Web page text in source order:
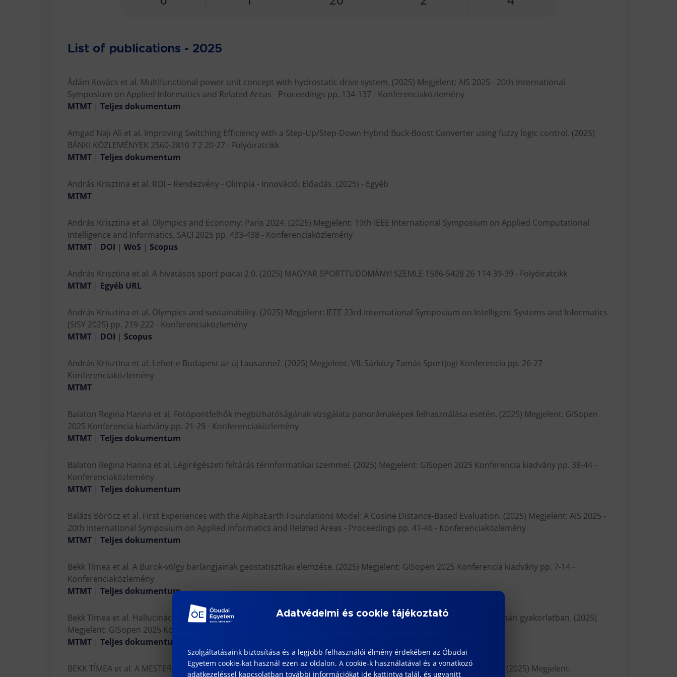
List of publications - 2025
Ádám Kovács et al. Multifunctional power unit concept with hydrostatic drive system. (2025) Megjelent: AIS 2025 - 20th International
Symposium on Applied Informatics and Related Areas - Proceedings pp. 134-137 - Konferenciaközlemény
MTMT | Teljes dokumentum
Amgad Naji Ali et al. Improving Switching Efficiency with a Step-Up/Step-Down Hybrid Buck-Boost Converter using fuzzy logic control. (2025)
BÁNKI KÖZLEMÉNYEK 2560-2810 7 2 20-27 - Folyóiratcikk
MTMT | Teljes dokumentum
András Krisztina et al. ROI – Rendezvény - Olimpia - Innováció: Előadás. (2025) - Egyéb
MTMT
András Krisztina et al. Olympics and Economy: Paris 2024. (2025) Megjelent: 19th IEEE International Symposium on Applied Computational
Intelligence and Informatics, SACI 2025 pp. 433-438 - Konferenciaközlemény
MTMT | DOI | WoS | Scopus
András Krisztina et al. A hivatásos sport piacai 2.0. (2025) MAGYAR SPORTTUDOMÁNYI SZEMLE 1586-5428 26 114 39-39 - Folyóiratcikk
MTMT | Egyéb URL
András Krisztina et al. Olympics and sustainability. (2025) Megjelent: IEEE 23rd International Symposium on Intelligent Systems and Informatics
(SISY 2025) pp. 219-222 - Konferenciaközlemény
MTMT | DOI | Scopus
András Krisztina et al. Lehet-e Budapest az új Lausanne?. (2025) Megjelent: VII. Sárközy Tamás Sportjogi Konferencia pp. 26-27 -
Konferenciaközlemény
MTMT
Balaton Regina Hanna et al. Fotópontfelhők megbízhatóságának vizsgálata panorámaképek felhasználása esetén. (2025) Megjelent: GISopen
2025 Konferencia kiadvány pp. 21-29 - Konferenciaközlemény
MTMT | Teljes dokumentum
Balaton Regina Hanna et al. Légirégészeti feltárás térinformatikai szemmel. (2025) Megjelent: GISopen 2025 Konferencia kiadvány pp. 38-44 -
Konferenciaközlemény
MTMT | Teljes dokumentum
Balázs Böröcz et al. First Experiences with the AlphaEarth Foundations Model: A Cosine Distance-Based Evaluation. (2025) Megjelent: AIS 2025 -
20th International Symposium on Applied Informatics and Related Areas - Proceedings pp. 41-46 - Konferenciaközlemény
MTMT | Teljes dokumentum
Bekk Tímea et al. A Burok-völgy barlangjainak geostatisztikai elemzése. (2025) Megjelent: GISopen 2025 Konferencia kiadvány pp. 7-14 -
Konferenciaközlemény
MTMT | Teljes dokumentum
Bekk Tímea et al. Hallucinációtól az adatvédelemig: A mesterséges intelligencia alkalmazásának észlelt buktatói a tanári gyakorlatban. (2025)
Megjelent: GISopen 2025 Konferencia kiadvány pp. 30-37 - Konferenciaközlemény
MTMT | Teljes dokumentum
BEKK TÍMEA et al. A MESTERSÉGES INTELLIGENCIA INTEGRÁCIÓJA A MŰSZAKI PEDAGÓGIÁBAN: TANÁRI SZEMLÉLETEK. (2025) Megjelent:
Adatvédelmi és cookie tájékoztató
Szolgáltatásaink biztosítása és a legjobb felhasználói élmény érdekében az Óbudai
Egyetem cookie-kat használ ezen az oldalon. A cookie-k használatával és a vonatkozó
adatkezeléssel kapcsolatban további információkat ide kattintva talál, és ugyanitt